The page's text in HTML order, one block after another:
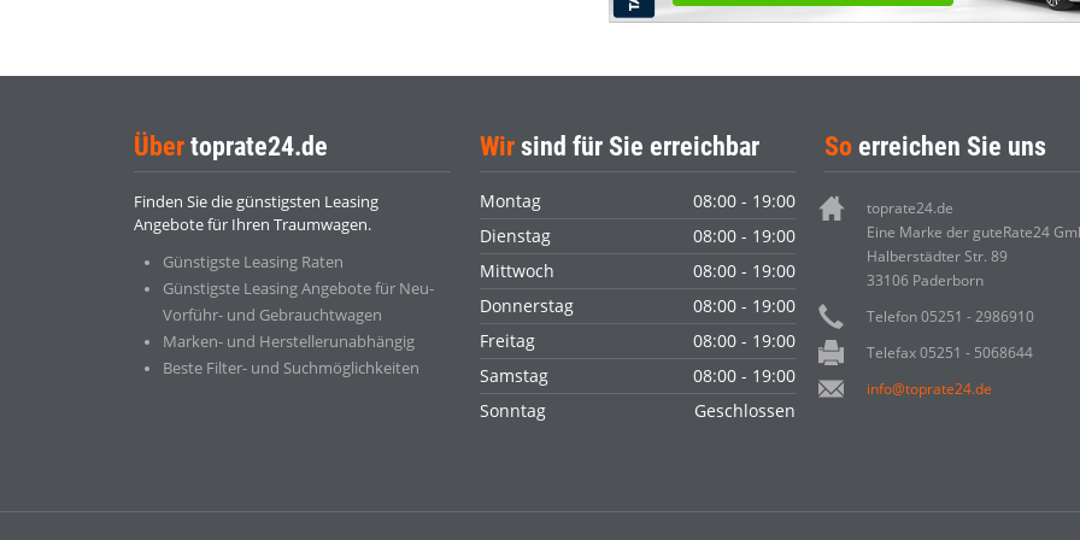
Über toprate24.de
Finden Sie die günstigsten Leasing
Angebote für Ihren Traumwagen.
Günstigste Leasing Raten
Günstigste Leasing Angebote für Neu-
Vorführ- und Gebrauchtwagen
Marken- und Herstellerunabhängig
Beste Filter- und Suchmöglichkeiten
Wirsind für Sie erreichbar
Montag
08:00 - 19:00
Dienstag
08:00 - 19:00
Mittwoch
08:00 - 19:00
Donnerstag
08:00 - 19:00
Freitag
08:00 - 19:00
Samstag
08:00 - 19:00
Sonntag
Geschlossen
So erreichen Sie uns
toprate24.de
Eine Marke der guteRate24
Halberstädter Str. 89
33106 Paderborn
Telefon 05251 - 2986910
Telefax 05251 - 5068644
info@toprate24.de